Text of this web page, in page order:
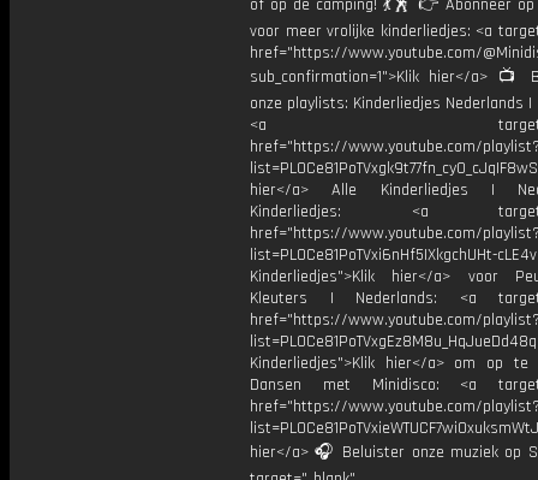
of op de camping! 💃🕺 👉 Abonneer op
voor meer vrolijke kinderliedjes: <a
href="https://www.youtube.com/
sub_confirmation=1">Klik hier</a> 📺
onze playlists: Kinderliedjes Nederlands |
<a
href="https://www.youtube.com/
hier</a> Alle Kinderliedjes |
Kinderliedjes: <a
href="https://www.youtube.com/
list=PL0Ce81PoTVxi6nHf5IXkgchUHt-
Kinderliedjes">Klik hier</a> voor
Kleuters | Nederlands: <a
href="https://www.youtube.com/
Kinderliedjes">Klik hier</a> om op te
Dansen met Minidisco: <a
href="https://www.youtube.com/
hier</a> 🎧 Beluister onze muziek op